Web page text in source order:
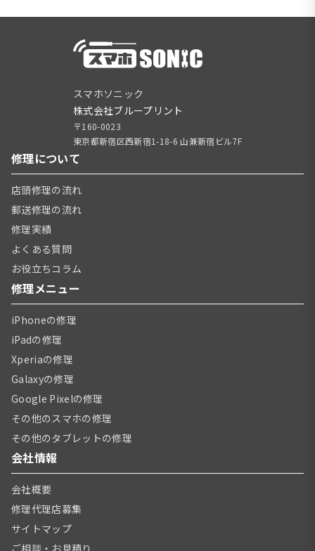
スマホソニック
株式会社ブループリント
〒160-0023
東京都新宿区西新宿1-18-6 山兼新宿ビル7F
修理について
店頭修理の流れ
郵送修理の流れ
修理実績
よくある質問
お役立ちコラム
修理メニュー
iPhoneの修理
iPadの修理
Xperiaの修理
Galaxyの修理
Google Pixelの修理
その他のスマホの修理
その他のタブレットの修理
会社情報
会社概要
修理代理店募集
サイトマップ